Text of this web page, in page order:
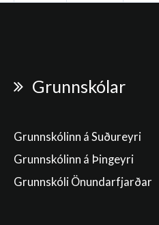
Grunnskólar
Grunnskólinn á Suðureyri
Grunnskólinn á Þingeyri
Grunnskóli Önundarfjarðar